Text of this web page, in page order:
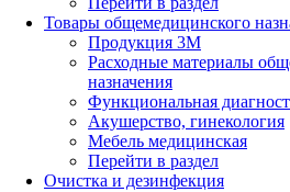
Товары общемедицинского
Продукция 3М
Расходные материалы
назначения
Функциональная
Акушерство, гинекология
Мебель медицинская
Перейти в раздел
Очистка и дезинфекция